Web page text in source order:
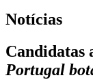
Notícias
Candidatas
Portugal